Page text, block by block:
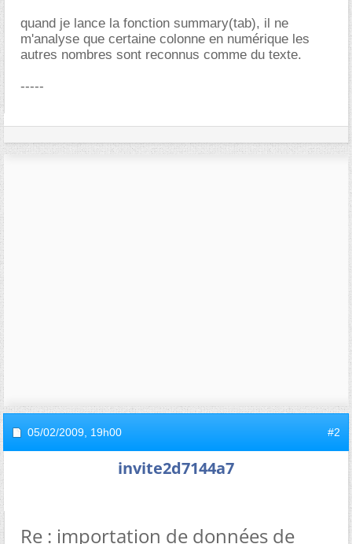
quand je lance la fonction summary(tab), il ne
m'analyse que certaine colonne en numérique les
autres nombres sont reconnus comme du texte.
-----
05/02/2009, 19h00 #2
invite2d7144a7
Re : importation de données de